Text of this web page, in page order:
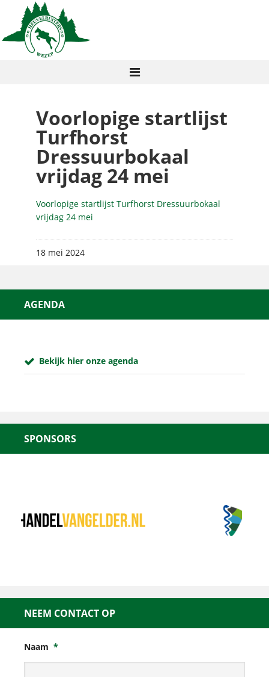
Voorlopige startlijst
Turfhorst
Dressuurbokaal
vrijdag 24 mei
Voorlopige startlijst Turfhorst Dressuurbokaal
vrijdag 24 mei
18 mei 2024
AGENDA
Bekijk hier onze agenda
SPONSORS
NEEM CONTACT OP
Naam *